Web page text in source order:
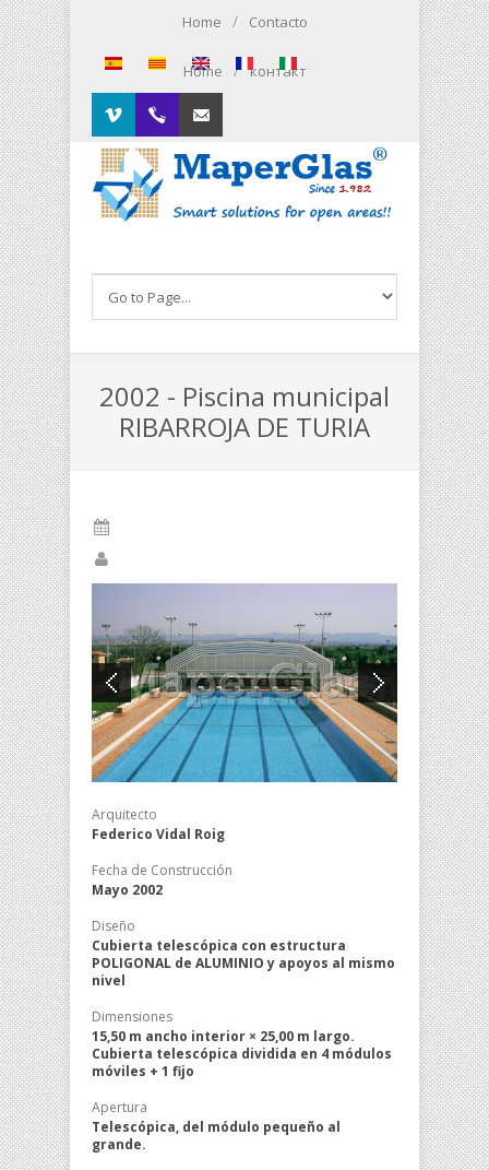
Pasar al contenido principal
Home / Contacto
Home / контакт
Vimeo 00.34.93.564.01.79
Contacto
2002 - Piscina municipal
RIBARROJA DE TURIA
Arquitecto
Federico Vidal Roig
Fecha de Construcción
Mayo 2002
Diseño
Cubierta telescópica con estructura
POLIGONAL de ALUMINIO y apoyos al mismo
nivel
Dimensiones
15,50 m ancho interior × 25,00 m largo.
Cubierta telescópica dividida en 4 módulos
móviles + 1 fijo
Apertura
Telescópica, del módulo pequeño al
grande.